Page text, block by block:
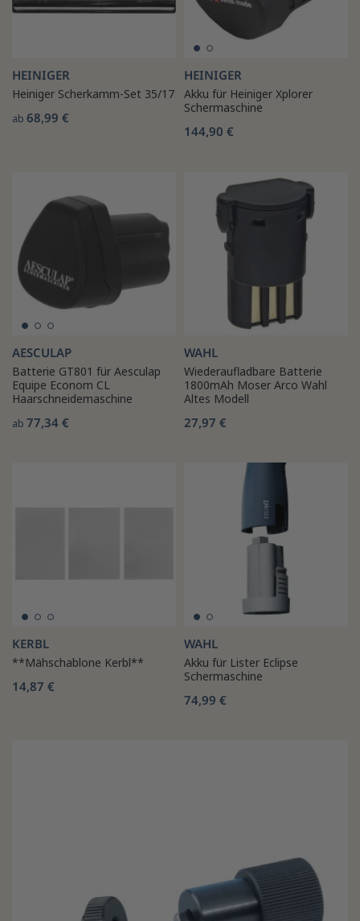
HEINIGER
Heiniger Scherkamm-Set 35/17
ab 68,99 €
HEINIGER
Akku für Heiniger Xplorer
Schermaschine
144,90 €
AESCULAP
Batterie GT801 für Aesculap
Equipe Econom CL
Haarschneidemaschine
ab 77,34 €
WAHL
Wiederaufladbare Batterie
1800mAh Moser Arco Wahl
Altes Modell
27,97 €
KERBL
**Mähschablone Kerbl**
14,87 €
WAHL
Akku für Lister Eclipse
Schermaschine
74,99 €